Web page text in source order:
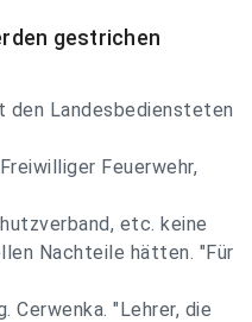
gestrichen
den Landesbediensteten
Feuerwehr,
etc. keine
Nachteile hätten. "Für
"Lehrer, die